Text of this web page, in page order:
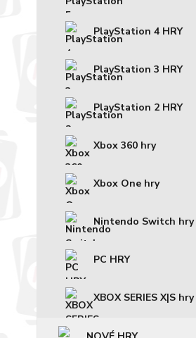
PlayStation 4 HRY
PlayStation 3 HRY
PlayStation 2 HRY
Xbox 360 hry
Xbox One hry
Nintendo Switch hry
PC HRY
XBOX SERIES X|S hry